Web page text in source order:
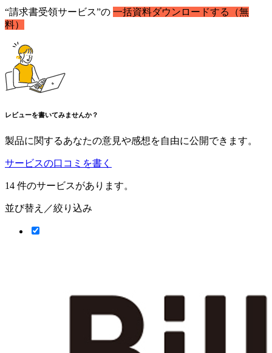
“請求書受領サービス”の 一括資料ダウンロードする（無
料）
レビューを書いてみませんか？
製品に関するあなたの意見や感想を自由に公開できます。
サービスの口コミを書く
14 件のサービスがあります。
並び替え／絞り込み